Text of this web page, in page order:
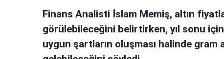
Finans Analisti İslam Memiş, altın
görülebileceğini belirtirken, yıl sonu
uygun şartların oluşması halinde